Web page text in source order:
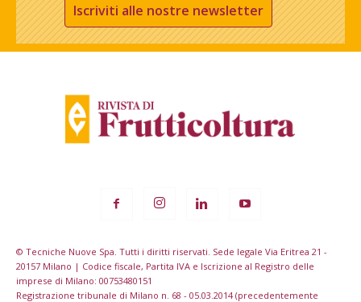
Iscriviti alle nostre newsletter
© Tecniche Nuove Spa. Tutti i diritti riservati. Sede legale Via Eritrea 21 -
20157 Milano | Codice fiscale, Partita IVA e Iscrizione al Registro delle
imprese di Milano: 00753480151
Registrazione tribunale di Milano n. 68 - 05.03.2014 (precedentemente